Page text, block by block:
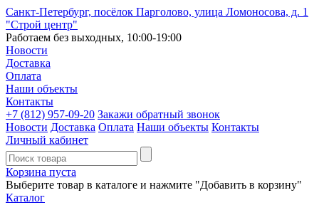
Санкт-Петербург, посёлок Парголово, улица Ломоносова, д. 1
"Строй центр"
Работаем без выходных, 10:00-19:00
Новости
Доставка
Оплата
Наши объекты
Контакты
+7 (812) 957-09-20 Закажи обратный звонок
Новости Доставка Оплата Наши объекты Контакты
Личный кабинет
Корзина пуста
Выберите товар в каталоге и нажмите "Добавить в корзину"
Каталог